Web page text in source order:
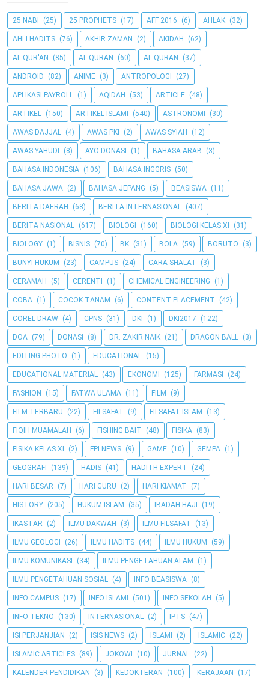
25 NABI (25) 25 PROPHETS (17) AFF 2016 (6) AHLAK (32)
AHLI HADITS (76) AKHIR ZAMAN (2) AKIDAH (62)
AL QUR'AN (85) AL QURAN (60) AL-QURAN (37)
ANDROID (82) ANIME (3) ANTROPOLOGI (27)
APLIKASI PAYROLL (1) AQIDAH (53) ARTICLE (48)
ARTIKEL (150) ARTIKEL ISLAMI (540) ASTRONOMI (30)
AWAS DAJJAL (4) AWAS PKI (2) AWAS SYIAH (12)
AWAS YAHUDI (8) AYO DONASI (1) BAHASA ARAB (3)
BAHASA INDONESIA (106) BAHASA INGGRIS (50)
BAHASA JAWA (2) BAHASA JEPANG (5) BEASISWA (11)
BERITA DAERAH (68) BERITA INTERNASIONAL (407)
BERITA NASIONAL (617) BIOLOGI (160) BIOLOGI KELAS XI (31)
BIOLOGY (1) BISNIS (70) BK (31) BOLA (59) BORUTO (3)
BUNYI HUKUM (23) CAMPUS (24) CARA SHALAT (3)
CERAMAH (5) CERENTI (1) CHEMICAL ENGINEERING (1)
COBA (1) COCOK TANAM (6) CONTENT PLACEMENT (42)
COREL DRAW (4) CPNS (31) DKI (1) DKI2017 (122)
DOA (79) DONASI (8) DR. ZAKIR NAIK (21) DRAGON BALL (3)
EDITING PHOTO (1) EDUCATIONAL (15)
EDUCATIONAL MATERIAL (43) EKONOMI (125) FARMASI (24)
FASHION (15) FATWA ULAMA (11) FILM (9)
FILM TERBARU (22) FILSAFAT (9) FILSAFAT ISLAM (13)
FIQIH MUAMALAH (6) FISHING BAIT (48) FISIKA (83)
FISIKA KELAS XI (2) FPI NEWS (9) GAME (10) GEMPA (1)
GEOGRAFI (139) HADIS (41) HADITH EXPERT (24)
HARI BESAR (7) HARI GURU (2) HARI KIAMAT (7)
HISTORY (205) HUKUM ISLAM (35) IBADAH HAJI (19)
IKASTAR (2) ILMU DAKWAH (3) ILMU FILSAFAT (13)
ILMU GEOLOGI (26) ILMU HADITS (44) ILMU HUKUM (59)
ILMU KOMUNIKASI (34) ILMU PENGETAHUAN ALAM (1)
ILMU PENGETAHUAN SOSIAL (4) INFO BEASISWA (8)
INFO CAMPUS (17) INFO ISLAMI (501) INFO SEKOLAH (5)
INFO TEKNO (130) INTERNASIONAL (2) IPTS (47)
ISI PERJANJIAN (2) ISIS NEWS (2) ISLAMI (2) ISLAMIC (22)
ISLAMIC ARTICLES (89) JOKOWI (10) JURNAL (22)
KALENDER PENDIDIKAN (3) KEDOKTERAN (100) KERAJAAN (17)